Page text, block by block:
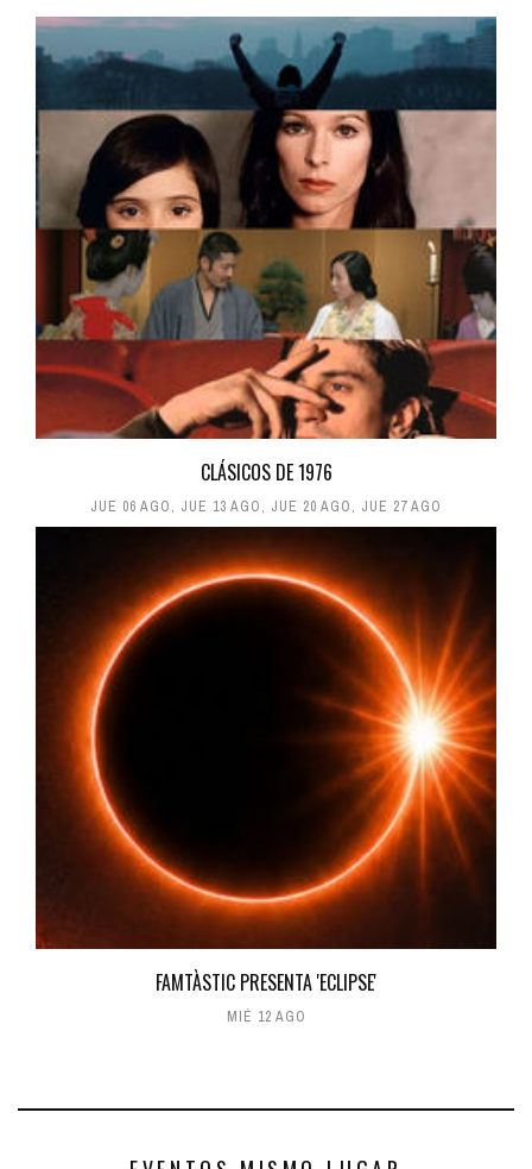
CLÁSICOS DE 1976
JUE 06 AGO, JUE 13 AGO, JUE 20 AGO, JUE 27 AGO
FAMTÀSTIC PRESENTA 'ECLIPSE'
MIÉ 12 AGO